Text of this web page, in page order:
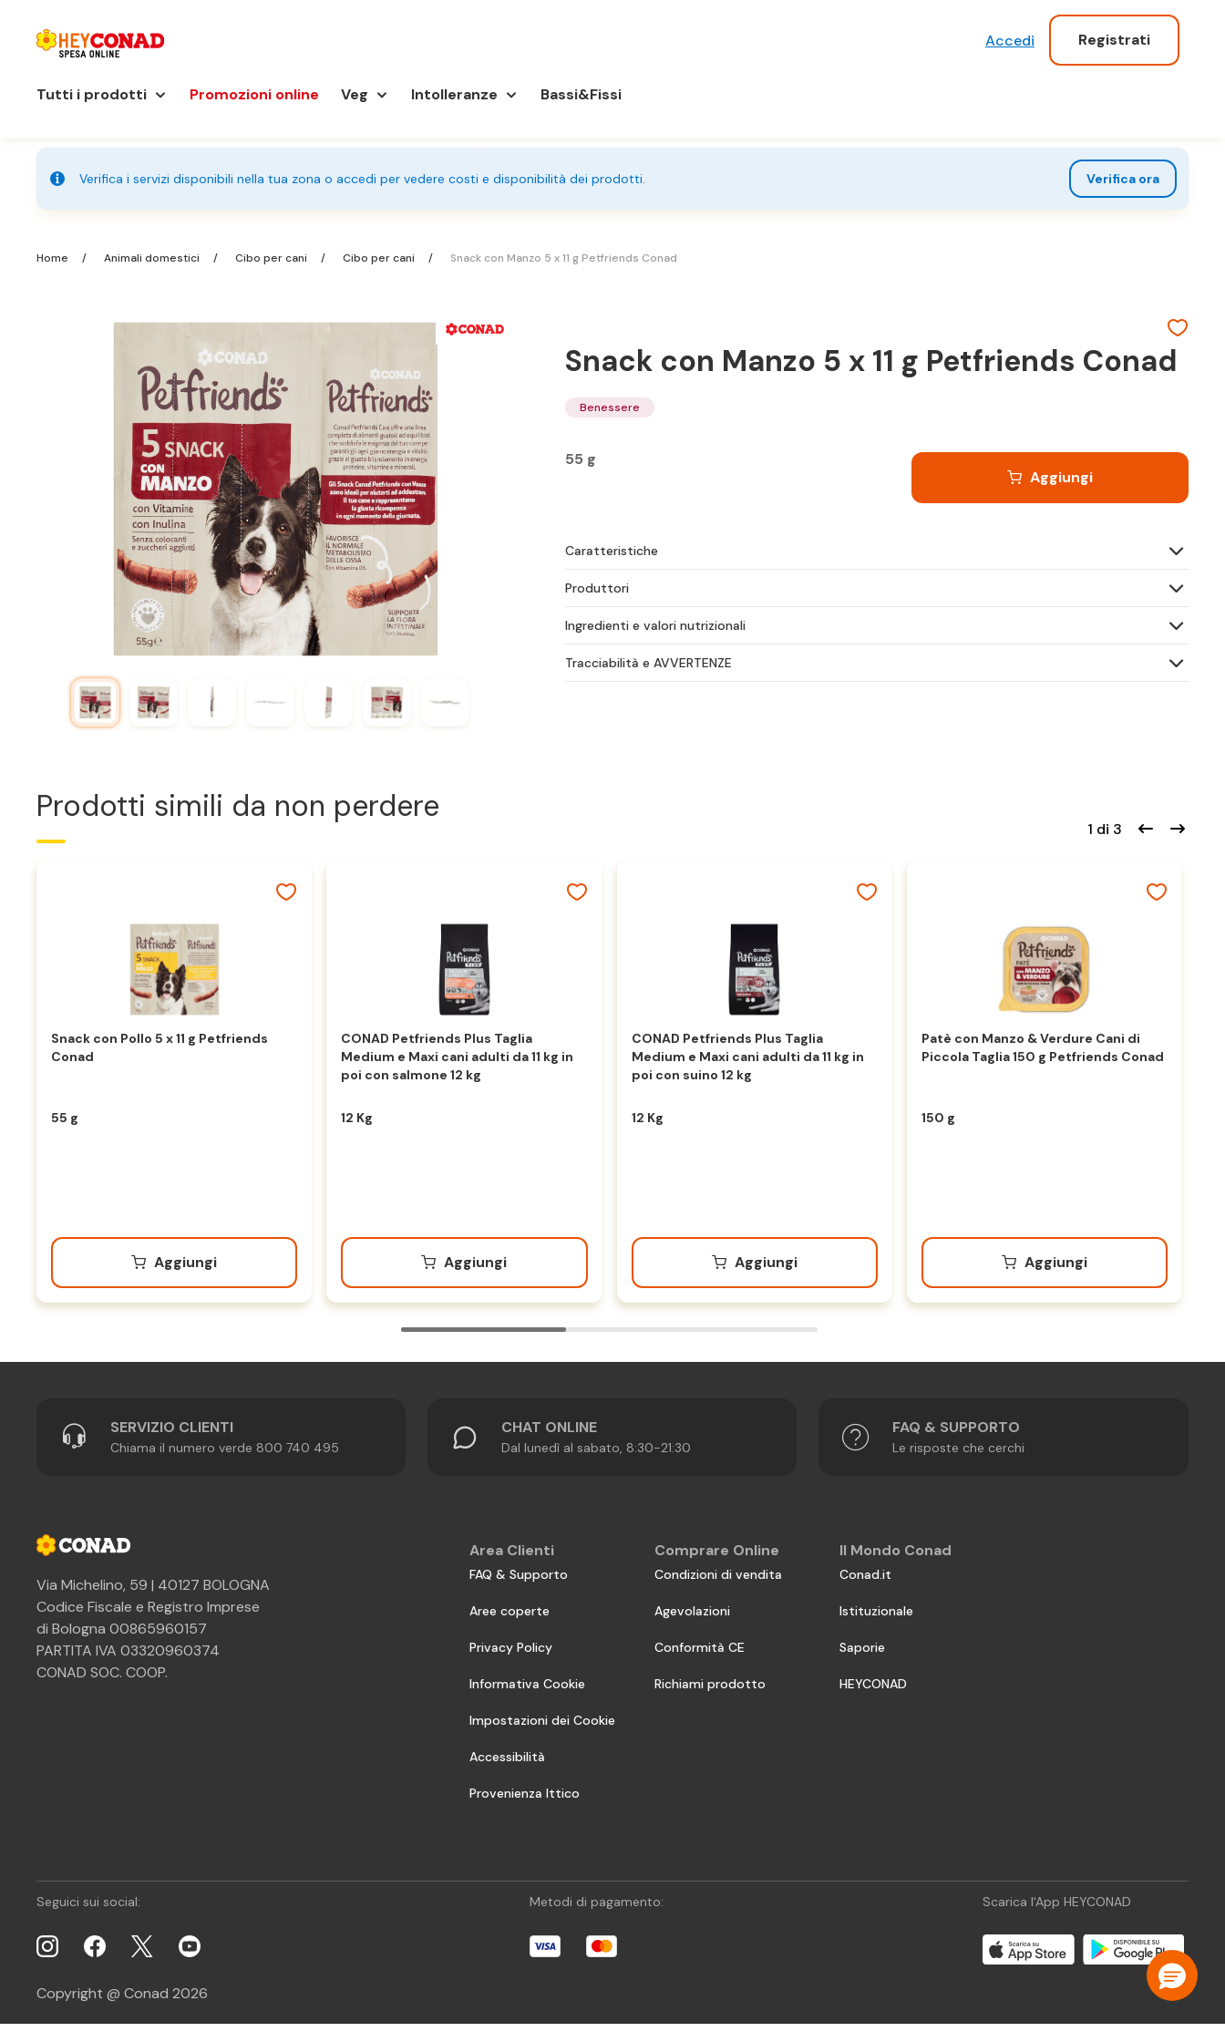
Accedi Registrati
Tutti i prodotti Promozioni online Veg Intolleranze Bassi&Fissi
Verifica i servizi disponibili nella tua zona o accedi per vedere costi e disponibilità dei prodotti. Verifica ora
Home Animali domestici Cibo per cani Cibo per cani Snack con Manzo 5 x 11 g Petfriends Conad
Snack con Manzo 5 x 11 g Petfriends Conad
Benessere
55 g
Aggiungi
Caratteristiche
Produttori
Ingredienti e valori nutrizionali
Tracciabilità e AVVERTENZE
Prodotti simili da non perdere
Snack con Pollo 5 x 11 g Petfriends
Conad
55 g
Aggiungi
CONAD Petfriends Plus Taglia
Medium e Maxi cani adulti da 11 kg in
poi con salmone 12 kg
12 Kg
Aggiungi
CONAD Petfriends Plus Taglia
Medium e Maxi cani adulti da 11 kg in
poi con suino 12 kg
12 Kg
Aggiungi
Patè con Manzo & Verdure Cani di
Piccola Taglia 150 g Petfriends Conad
150 g
Aggiungi
1 di 3
SERVIZIO CLIENTI
Chiama il numero verde 800 740 495
CHAT ONLINE
Dal lunedì al sabato, 8:30-21:30
FAQ & SUPPORTO
Le risposte che cerchi
Via Michelino, 59 | 40127 BOLOGNA
Codice Fiscale e Registro Imprese
di Bologna 00865960157
PARTITA IVA 03320960374
CONAD SOC. COOP.
Area Clienti
FAQ & Supporto
Aree coperte
Privacy Policy
Informativa Cookie
Impostazioni dei Cookie
Accessibilità
Provenienza Ittico
Comprare Online
Condizioni di vendita
Agevolazioni
Conformità CE
Richiami prodotto
Il Mondo Conad
Conad.it
Istituzionale
Saporie
HEYCONAD
Seguici sui social: Metodi di pagamento: Scarica l'App HEYCONAD
Copyright @ Conad 2026